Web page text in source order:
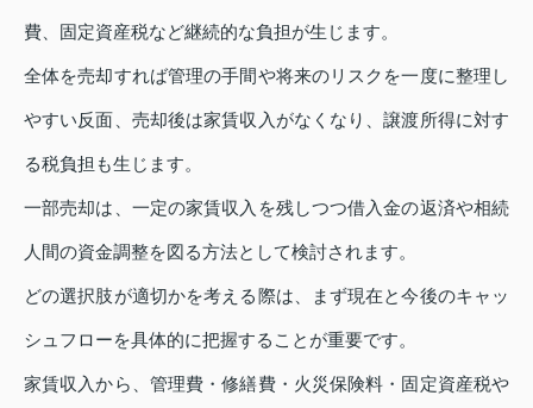
費、固定資産税など継続的な負担が生じます。
全体を売却すれば管理の手間や将来のリスクを一度に整理し
やすい反面、売却後は家賃収入がなくなり、譲渡所得に対す
る税負担も生じます。
一部売却は、一定の家賃収入を残しつつ借入金の返済や相続
人間の資金調整を図る方法として検討されます。
どの選択肢が適切かを考える際は、まず現在と今後のキャッ
シュフローを具体的に把握することが重要です。
家賃収入から、管理費・修繕費・火災保険料・固定資産税や